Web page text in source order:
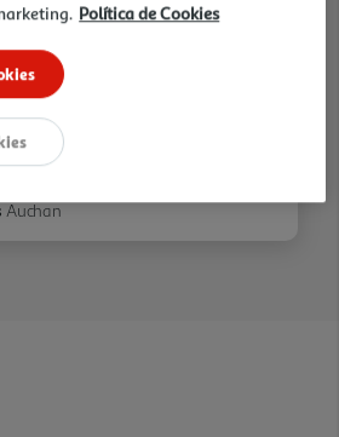
Folhetos
Auchan
Política de Cookies